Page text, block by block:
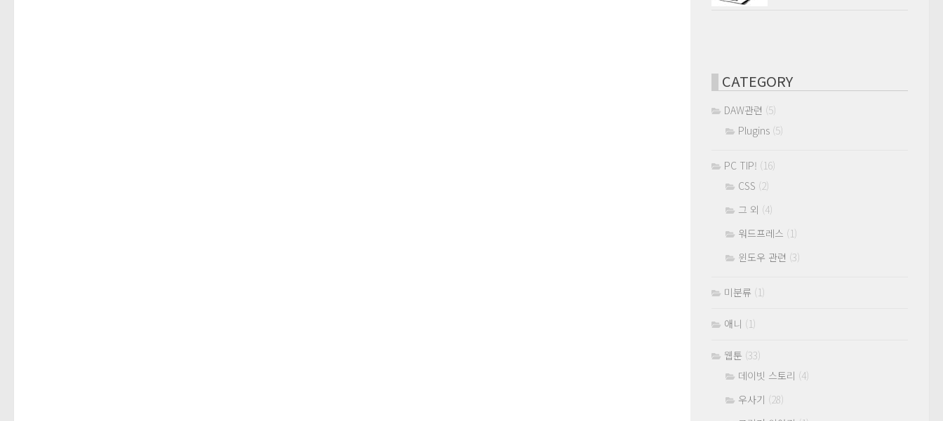
CATEGORY
DAW관련 (5)
Plugins (5)
PC TIP! (16)
CSS (2)
그 외 (4)
워드프레스 (1)
윈도우 관련 (3)
미분류 (1)
애니 (1)
웹툰 (33)
데이빗 스토리 (4)
우사기 (28)